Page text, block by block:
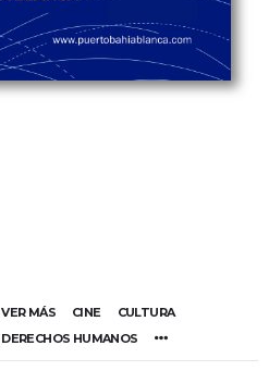
VER MÁS CINE
CULTURA
DERECHOS HUMANOS